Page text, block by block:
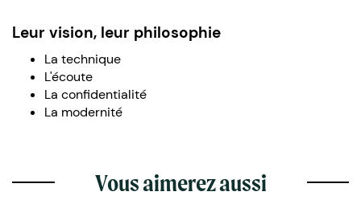
Leur vision, leur philosophie
La technique
L'écoute
La confidentialité
La modernité
Vous aimerez aussi